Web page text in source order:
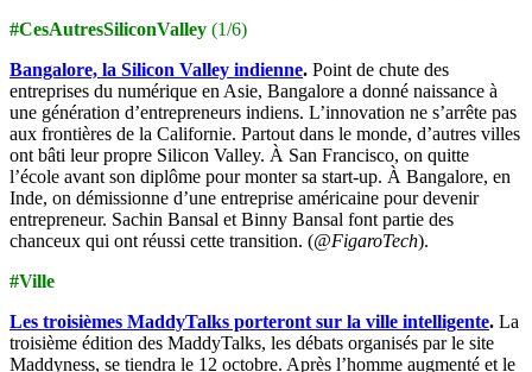
#CesAutresSiliconValley (1/6)
Bangalore, la Silicon Valley indienne. Point de chute des
entreprises du numérique en Asie, Bangalore a donné naissance à
une génération d’entrepreneurs indiens. L’innovation ne s’arrête pas
aux frontières de la Californie. Partout dans le monde, d’autres villes
ont bâti leur propre Silicon Valley. À San Francisco, on quitte
l’école avant son diplôme pour monter sa start-up. À Bangalore, en
Inde, on démissionne d’une entreprise américaine pour devenir
entrepreneur. Sachin Bansal et Binny Bansal font partie des
chanceux qui ont réussi cette transition. (@FigaroTech).
#Ville
Les troisièmes MaddyTalks porteront sur la ville intelligente. La
troisième édition des MaddyTalks, les débats organisés par le site
Maddyness, se tiendra le 12 octobre. Après l’homme augmenté et le